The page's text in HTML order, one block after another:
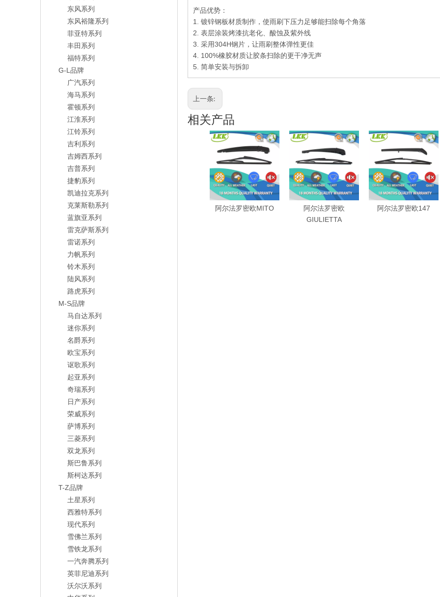
东风系列
东风裕隆系列
菲亚特系列
丰田系列
福特系列
G-L品牌
广汽系列
海马系列
霍顿系列
江淮系列
江铃系列
吉利系列
吉姆西系列
吉普系列
捷豹系列
凯迪拉克系列
克莱斯勒系列
蓝旗亚系列
雷克萨斯系列
雷诺系列
力帆系列
铃木系列
陆风系列
路虎系列
M-S品牌
马自达系列
迷你系列
名爵系列
欧宝系列
讴歌系列
起亚系列
奇瑞系列
日产系列
荣威系列
萨博系列
三菱系列
双龙系列
斯巴鲁系列
斯柯达系列
T-Z品牌
土星系列
西雅特系列
现代系列
雪佛兰系列
雪铁龙系列
一汽奔腾系列
英菲尼迪系列
沃尔沃系列
产品优势：
1. 镀锌钢板材质制作，使雨刷下压力足够能扫除每个角落
2. 表层涂装烤漆抗老化、酸蚀及紫外线
3. 采用304H钢片，让雨刷整体弹性更佳
4. 100%橡胶材质让胶条扫除的更干净无声
5. 简单安装与拆卸
上一条:
相关产品
阿尔法罗密欧MITO
阿尔法罗密欧
GIULIETTA
阿尔法罗密欧147